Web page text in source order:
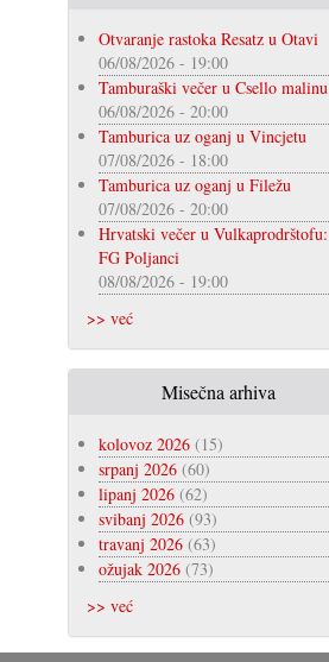
Otvaranje rastoka Resatz u Otavi
06/08/2026 - 19:00
Tamburaški večer u Csello malinu
06/08/2026 - 20:00
Tamburica uz oganj u Vincjetu
07/08/2026 - 18:00
Tamburica uz oganj u Filežu
07/08/2026 - 20:00
Hrvatski večer u Vulkaprodrštofu:
FG Poljanci
08/08/2026 - 19:00
>> već
Misečna arhiva
kolovoz 2026(15)
srpanj 2026(60)
lipanj 2026(62)
svibanj 2026(93)
travanj 2026(63)
ožujak 2026(73)
>> već